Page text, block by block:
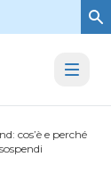
cos’è e perché